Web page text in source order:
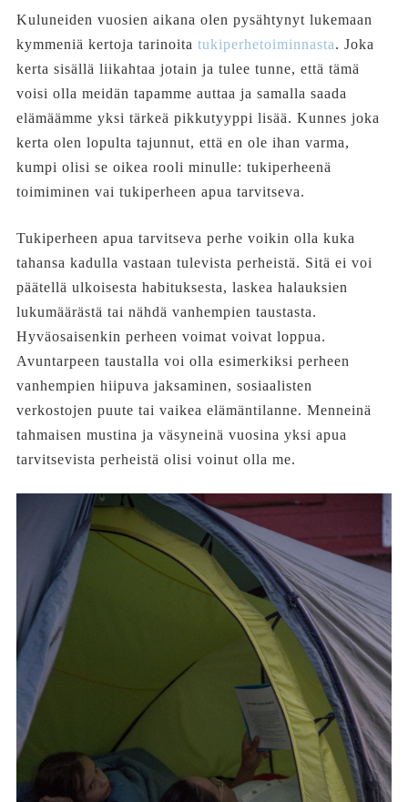
Kuluneiden vuosien aikana olen pysähtynyt lukemaan
kymmeniä kertoja tarinoita tukiperhetoiminnasta. Joka
kerta sisällä liikahtaa jotain ja tulee tunne, että tämä
voisi olla meidän tapamme auttaa ja samalla saada
elämäämme yksi tärkeä pikkutyyppi lisää. Kunnes joka
kerta olen lopulta tajunnut, että en ole ihan varma,
kumpi olisi se oikea rooli minulle: tukiperheenä
toimiminen vai tukiperheen apua tarvitseva.
Tukiperheen apua tarvitseva perhe voikin olla kuka
tahansa kadulla vastaan tulevista perheistä. Sitä ei voi
päätellä ulkoisesta habituksesta, laskea halauksien
lukumäärästä tai nähdä vanhempien taustasta.
Hyväosaisenkin perheen voimat voivat loppua.
Avuntarpeen taustalla voi olla esimerkiksi perheen
vanhempien hiipuva jaksaminen, sosiaalisten
verkostojen puute tai vaikea elämäntilanne. Menneinä
tahmaisen mustina ja väsyneinä vuosina yksi apua
tarvitsevista perheistä olisi voinut olla me.